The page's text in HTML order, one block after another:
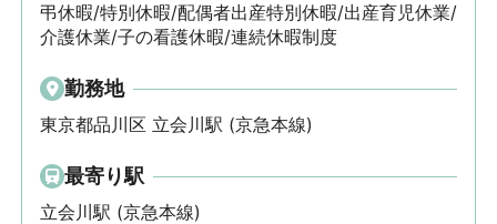
弔休暇/特別休暇/配偶者出産特別休暇/出産育児休業/
介護休業/子の看護休暇/連続休暇制度
勤務地
東京都品川区 立会川駅 (京急本線)
最寄り駅
立会川駅 (京急本線)